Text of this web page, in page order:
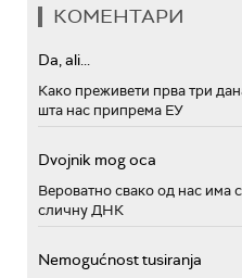
КОМЕНТАРИ
Da, ali...
Како преживети прва три
шта нас припрема ЕУ
Dvojnik mog oca
Вероватно свако од нас има
сличну ДНК
Nemogućnost tusiranja